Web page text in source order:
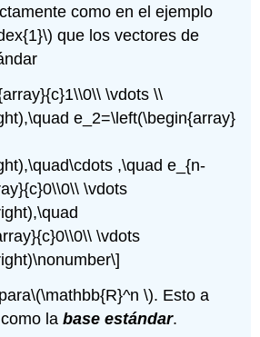
como en el ejemplo
que los vectores de
\vdots \\
e_2=\left(\begin{array}
,\quad e_{n-
\vdots
\vdots
\(\mathbb{R}^n \). Esto a
como labase estándar.